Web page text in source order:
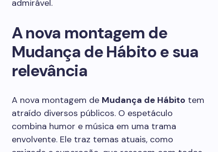
admirável.
A nova montagem de
Mudança de Hábito e sua
relevância
A nova montagem de Mudança de Hábito tem
atraído diversos públicos. O espetáculo
combina humor e música em uma trama
envolvente. Ele traz temas atuais, como